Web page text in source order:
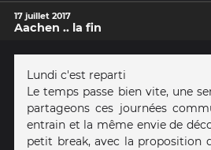
17 juillet 2017
Aachen .. la fin
Lundi c'est reparti
Le temps passe bien vite, une
partageons ces journées
entrain et la même envie de
petit break, avec la proposition